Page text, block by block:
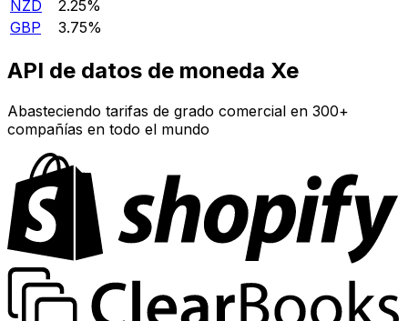
NZD
2.25%
GBP
3.75%
API de datos de moneda Xe
Abasteciendo tarifas de grado comercial en 300+
compañías en todo el mundo